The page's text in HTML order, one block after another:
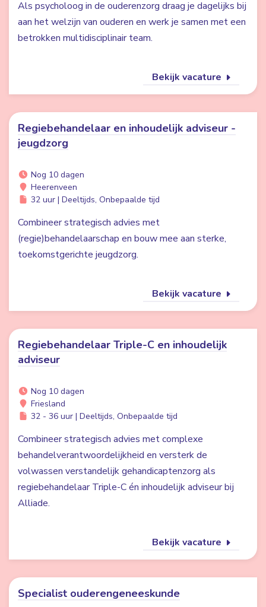
Als psycholoog in de ouderenzorg draag je dagelijks bij
aan het welzijn van ouderen en werk je samen met een
betrokken multidisciplinair team.
Bekijk vacature
Regiebehandelaar en inhoudelijk adviseur -
jeugdzorg
Nog 10 dagen
Heerenveen
32 uur | Deeltijds, Onbepaalde tijd
Combineer strategisch advies met
(regie)behandelaarschap en bouw mee aan sterke,
toekomstgerichte jeugdzorg.
Bekijk vacature
Regiebehandelaar Triple-C en inhoudelijk
adviseur
Nog 10 dagen
Friesland
32 - 36 uur | Deeltijds, Onbepaalde tijd
Combineer strategisch advies met complexe
behandelverantwoordelijkheid en versterk de
volwassen verstandelijk gehandicaptenzorg als
regiebehandelaar Triple-C én inhoudelijk adviseur bij
Alliade.
Bekijk vacature
Specialist ouderengeneeskunde